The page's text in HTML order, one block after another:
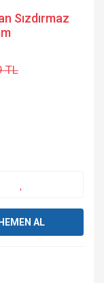
Sızdırmaz
TL
AL